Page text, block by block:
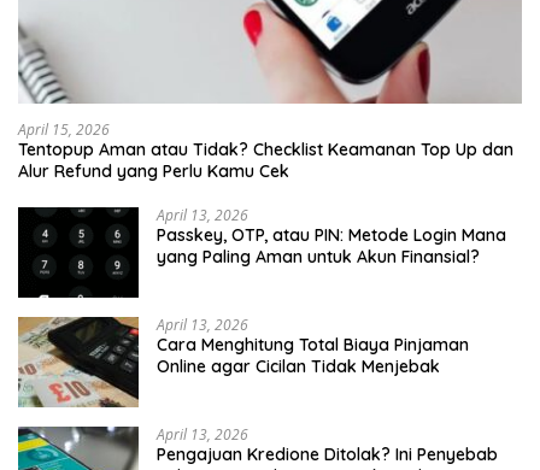
April 15, 2026
Tentopup Aman atau Tidak? Checklist Keamanan Top Up dan
Alur Refund yang Perlu Kamu Cek
April 13, 2026
Passkey, OTP, atau PIN: Metode Login Mana
yang Paling Aman untuk Akun Finansial?
April 13, 2026
Cara Menghitung Total Biaya Pinjaman
Online agar Cicilan Tidak Menjebak
April 13, 2026
Pengajuan Kredione Ditolak? Ini Penyebab